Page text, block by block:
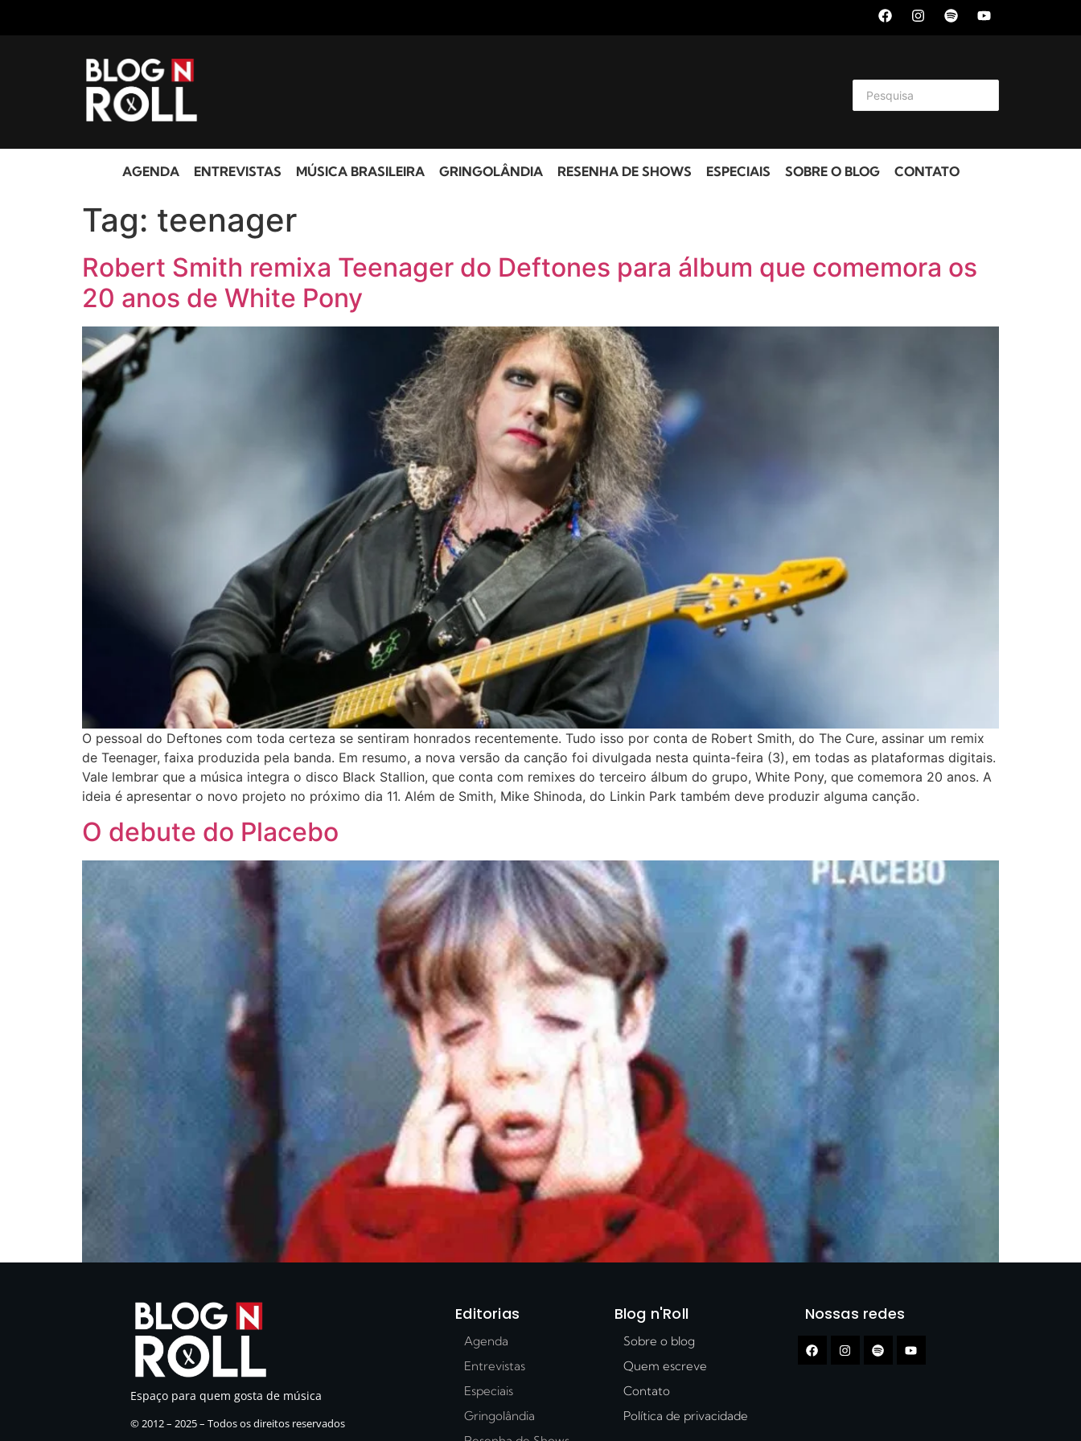
AGENDA ENTREVISTAS MÚSICA BRASILEIRA GRINGOLÂNDIA RESENHA DE SHOWS ESPECIAIS SOBRE O BLOG CONTATO
Tag: teenager
Robert Smith remixa Teenager do Deftones para álbum que comemora os
20 anos de White Pony
O pessoal do Deftones com toda certeza se sentiram honrados recentemente. Tudo isso por conta de Robert Smith, do The Cure, assinar um remix
de Teenager, faixa produzida pela banda. Em resumo, a nova versão da canção foi divulgada nesta quinta-feira (3), em todas as plataformas digitais.
Vale lembrar que a música integra o disco Black Stallion, que conta com remixes do terceiro álbum do grupo, White Pony, que comemora 20 anos. A
ideia é apresentar o novo projeto no próximo dia 11. Além de Smith, Mike Shinoda, do Linkin Park também deve produzir alguma canção.
O debute do Placebo
Espaço para quem gosta de música
© 2012 – 2025 – Todos os direitos reservados
Editorias
Agenda
Entrevistas
Especiais
Gringolândia
Blog n'Roll
Sobre o blog
Quem escreve
Contato
Política de privacidade
Nossas redes